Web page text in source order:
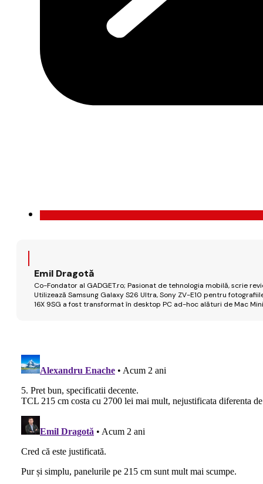
Emil Dragotă
Co-Fondator al GADGET.ro; Pasionat de tehnologia mobilă, scrie
Utilizează Samsung Galaxy S26 Ultra, Sony ZV-E10 pentru
16X 9SG a fost transformat în desktop PC ad-hoc alături de Mac